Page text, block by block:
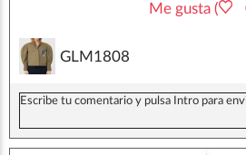
Me gusta (
GLM1808